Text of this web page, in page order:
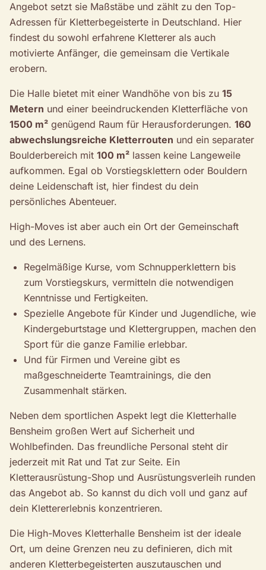
Angebot setzt sie Maßstäbe und zählt zu den Top-
Adressen für Kletterbegeisterte in Deutschland. Hier
findest du sowohl erfahrene Kletterer als auch
motivierte Anfänger, die gemeinsam die Vertikale
erobern.
Die Halle bietet mit einer Wandhöhe von bis zu 15
Metern und einer beeindruckenden Kletterfläche von
1500 m² genügend Raum für Herausforderungen. 160
abwechslungsreiche Kletterrouten und ein separater
Boulderbereich mit 100 m² lassen keine Langeweile
aufkommen. Egal ob Vorstiegsklettern oder Bouldern
deine Leidenschaft ist, hier findest du dein
persönliches Abenteuer.
High-Moves ist aber auch ein Ort der Gemeinschaft
und des Lernens.
Regelmäßige Kurse, vom Schnupperklettern bis
zum Vorstiegskurs, vermitteln die notwendigen
Kenntnisse und Fertigkeiten.
Spezielle Angebote für Kinder und Jugendliche, wie
Kindergeburtstage und Klettergruppen, machen den
Sport für die ganze Familie erlebbar.
Und für Firmen und Vereine gibt es
maßgeschneiderte Teamtrainings, die den
Zusammenhalt stärken.
Neben dem sportlichen Aspekt legt die Kletterhalle
Bensheim großen Wert auf Sicherheit und
Wohlbefinden. Das freundliche Personal steht dir
jederzeit mit Rat und Tat zur Seite. Ein
Kletterausrüstung-Shop und Ausrüstungsverleih runden
das Angebot ab. So kannst du dich voll und ganz auf
dein Klettererlebnis konzentrieren.
Die High-Moves Kletterhalle Bensheim ist der ideale
Ort, um deine Grenzen neu zu definieren, dich mit
anderen Kletterbegeisterten auszutauschen und